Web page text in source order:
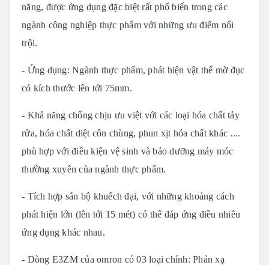
năng, được ứng dụng đặc biệt rất phổ biến trong các
ngành công nghiệp thực phẩm với những ưu điểm nổi
trội.
- Ứng dụng: Ngành thực phẩm, phát hiện vật thể mờ đục
có kích thước lên tới 75mm.
- Khả năng chống chịu ưu việt với các loại hóa chất tảy
rửa, hóa chất diệt côn chùng, phun xịt hóa chất khác ....
phù hợp với điều kiện vệ sinh và bảo dưỡng máy móc
thường xuyên của ngành thực phẩm.
- Tích hợp sẵn bộ khuếch đại, với những khoảng cách
phát hiện lớn (lên tới 15 mét) có thể đáp ứng điều nhiều
ứng dụng khác nhau.
- Dòng E3ZM của omron có 03 loại chính: Phản xạ